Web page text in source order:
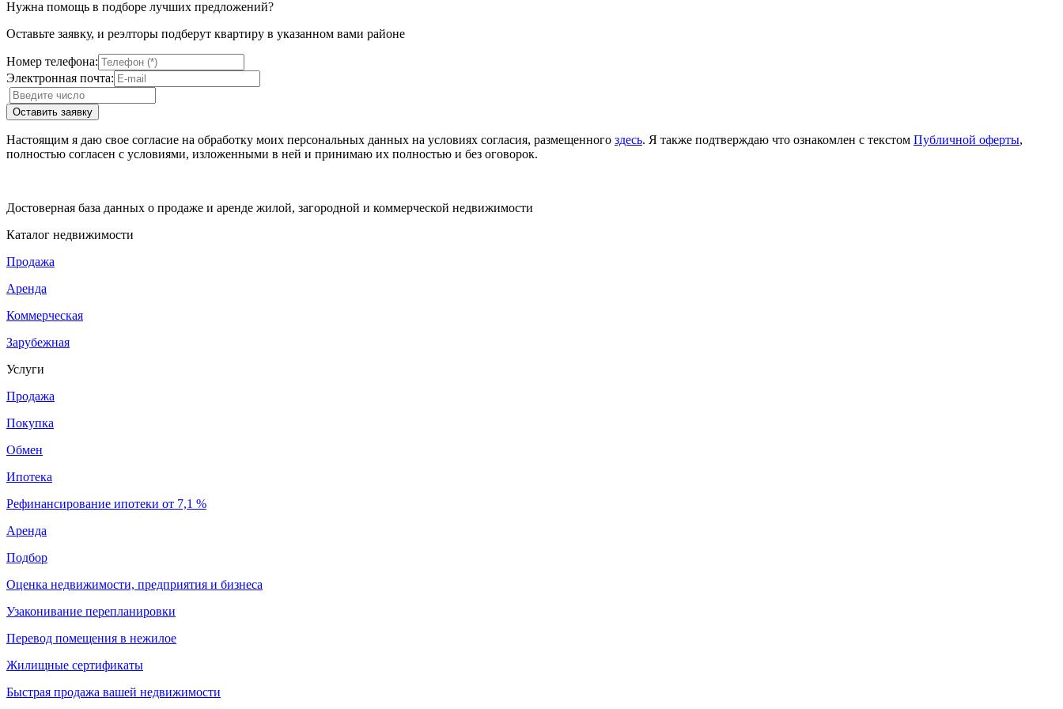
Нужна помощь в подборе лучших предложений?
Оставьте заявку, и реэлторы подберут квартиру в указанном вами районе
Номер телефона:
Электронная почта:
Настоящим я даю свое согласие на обработку моих персональных данных на условиях согласия, размещенного здесь. Я также подтверждаю что ознакомлен с текстом Публичной оферты,
полностью согласен с условиями, изложенными в ней и принимаю их полностью и без оговорок.
Достоверная база данных о продаже и аренде жилой, загородной и коммерческой недвижимости
Каталог недвижимости
Продажа
Аренда
Коммерческая
Зарубежная
Услуги
Продажа
Покупка
Обмен
Ипотека
Рефинансирование ипотеки от 7,1 %
Аренда
Подбор
Оценка недвижимости, предприятия и бизнеса
Узаконивание перепланировки
Перевод помещения в нежилое
Жилищные сертификаты
Быстрая продажа вашей недвижимости